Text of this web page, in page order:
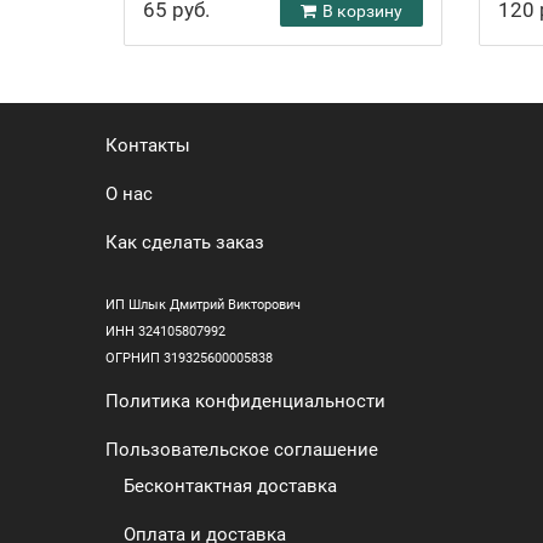
65 руб. В корзину 120
Контакты
О нас
Как сделать заказ
ИП Шлык Дмитрий Викторович
ИНН 324105807992
ОГРНИП 319325600005838
Политика конфиденциальности
Пользовательское соглашение
Бесконтактная доставка
Оплата и доставка